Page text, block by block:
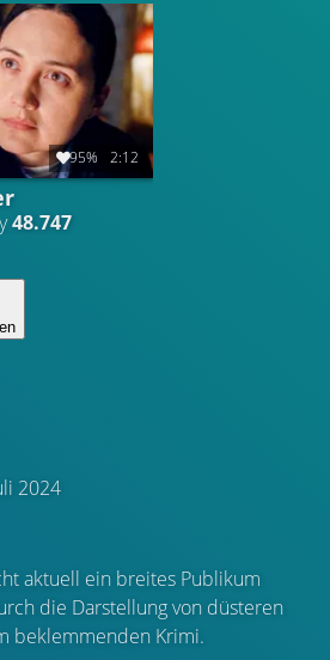
95% 2:12
48.747
2024
aktuell ein breites Publikum
die Darstellung von düsteren
beklemmenden Krimi.